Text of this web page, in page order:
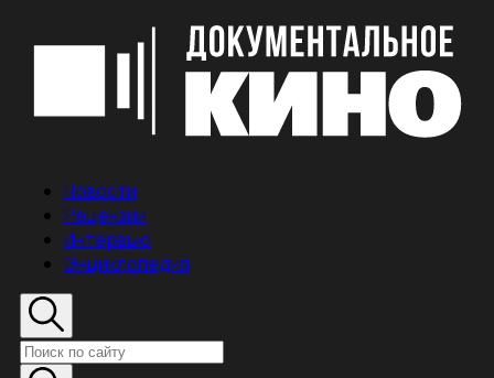
Новости
Рецензии
Интервью
Энциклопедия